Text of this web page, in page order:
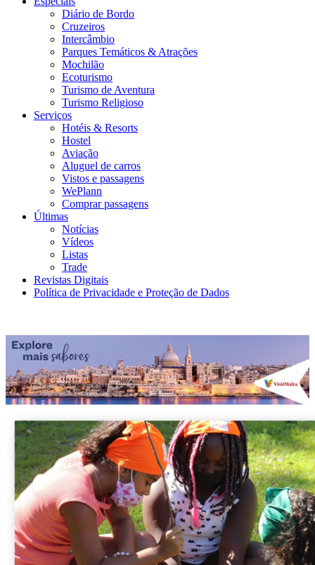
Diário de Bordo
Cruzeiros
Intercâmbio
Parques Temáticos & Atrações
Mochilão
Ecoturismo
Turismo de Aventura
Turismo Religioso
Serviços
Hotéis & Resorts
Hostel
Aviação
Aluguel de carros
Vistos e passagens
WePlann
Comprar passagens
Últimas
Notícias
Vídeos
Listas
Trade
Revistas Digitais
Política de Privacidade e Proteção de Dados